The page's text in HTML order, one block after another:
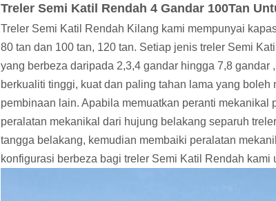
Treler Semi Katil Rendah 4 Gandar 100Tan
Treler Semi Katil Rendah Kilang kami mempunyai
80 tan dan 100 tan, 120 tan. Setiap jenis treler Semi
yang berbeza daripada 2,3,4 gandar hingga 7,8
berkualiti tinggi, kuat dan paling tahan lama yang
pembinaan lain. Apabila memuatkan peranti
peralatan mekanikal dari hujung belakang separuh
tangga belakang, kemudian membaiki peralatan
konfigurasi berbeza bagi treler Semi Katil Rendah